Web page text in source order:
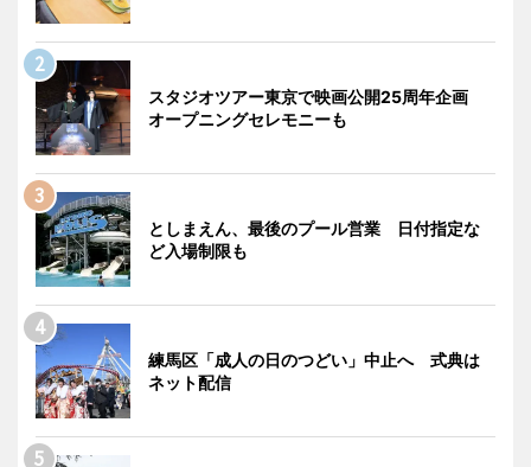
スタジオツアー東京で映画公開25周年企画
オープニングセレモニーも
としまえん、最後のプール営業 日付指定な
ど入場制限も
練馬区「成人の日のつどい」中止へ 式典は
ネット配信